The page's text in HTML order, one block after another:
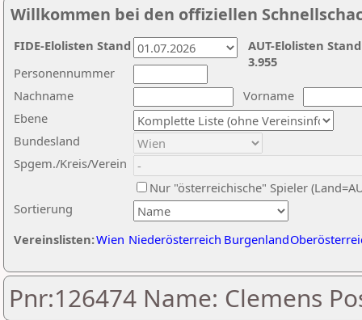
Willkommen bei den offiziellen
Nachname
Vorname
Ebene
Sortierung
Personennummer
Bundesland
Spgem./Kreis/Verein
Nur "österreichische" Spieler
Vereinslisten:Wien Niederösterreich Burgenland
AUT-Elolisten
3.955
FIDE-Elolisten Stand
Pnr:126474 Name: Clemens